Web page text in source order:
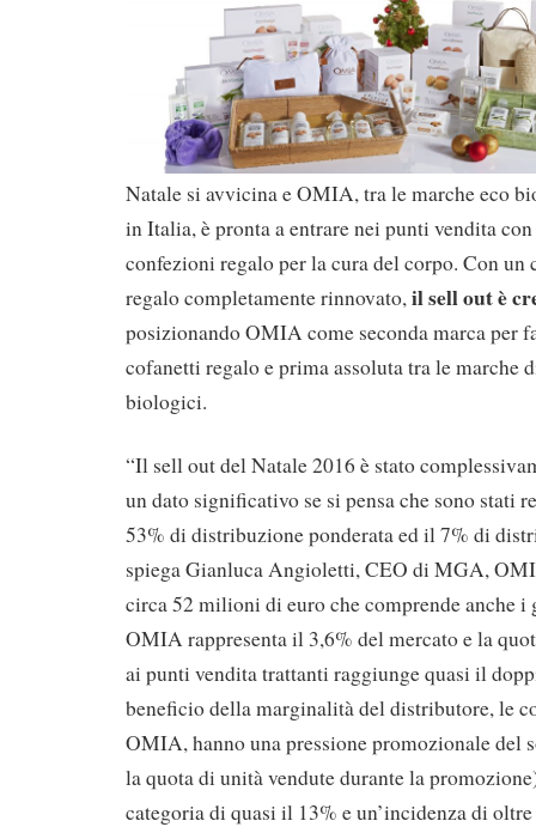
Natale si avvicina e OMIA, tra le marche eco
in Italia, è pronta a entrare nei punti vendita
confezioni regalo per la cura del corpo. Con un
regalo completamente rinnovato,il sell out è
posizionando OMIA come seconda marca per
cofanetti regalo e prima assoluta tra le marche
biologici.
“Il sell out del Natale 2016 è stato
un dato significativo se si pensa che sono stati
53% di distribuzione ponderata ed il 7% di
spiega Gianluca Angioletti, CEO di MGA,
circa 52 milioni di euro che comprende anche
OMIA rappresenta il 3,6% del mercato e la
ai punti vendita trattanti raggiunge quasi il
beneficio della marginalità del distributore, le
OMIA, hanno una pressione promozionale del
la quota di unità vendute durante la
categoria di quasi il 13% e un’incidenza di